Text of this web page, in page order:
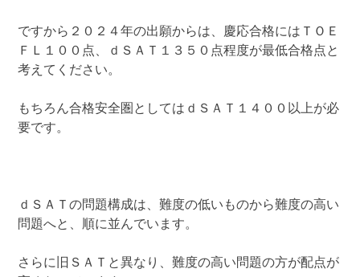
ですから２０２４年の出願からは、慶応合格にはＴＯＥ
ＦＬ１００点、ｄＳＡＴ１３５０点程度が最低合格点と
考えてください。
もちろん合格安全圏としてはｄＳＡＴ１４００以上が必
要です。
ｄＳＡＴの問題構成は、難度の低いものから難度の高い
問題へと、順に並んでいます。
さらに旧ＳＡＴと異なり、難度の高い問題の方が配点が